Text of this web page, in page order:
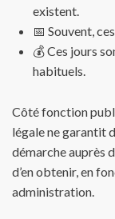
existent.
📅 Souvent,
💰 Ces jours
habituels.
Côté fonction
légale ne garantit
démarche auprès
d’en obtenir, en
administration.